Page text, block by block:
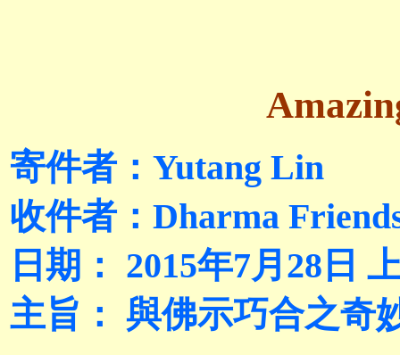
寄件者：Yutang Lin
收件者：Dharma
日期： 2015年7月28日
主旨： 與佛示巧合之奇